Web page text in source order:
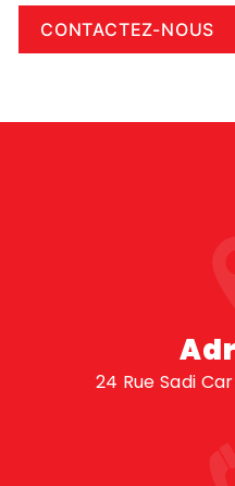
CONTACTEZ-NOUS
24 Rue Sadi